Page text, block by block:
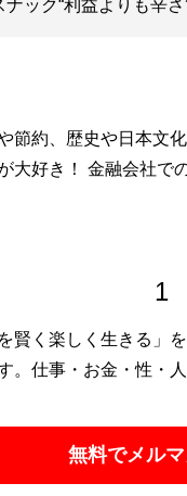
ナック“利益よりも辛
節約、歴史や日本文
大好き！ 金融会社で
1
賢く楽しく生きる」
。仕事・お金・性・
無料でメル